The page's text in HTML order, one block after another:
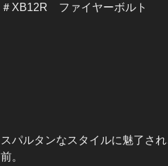
＃XB12R ファイヤーボルト
スパルタンなスタイルに魅了さ
前。